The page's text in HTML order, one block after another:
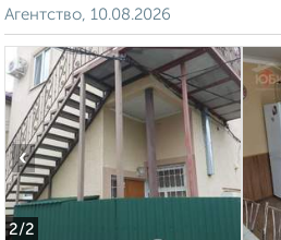
Агентство, 10.08.2026
2/2
‹